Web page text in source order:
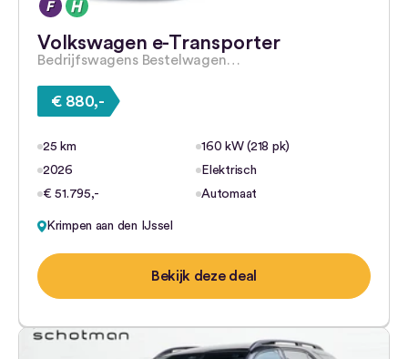
Volkswagen e-Transporter
Bedrijfswagens Bestelwagen…
€ 880,-
25 km
160 kW (218 pk)
2026
Elektrisch
€ 51.795,-
Automaat
Krimpen aan den IJssel
Bekijk deze deal